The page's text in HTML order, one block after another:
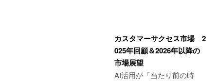
カスタマーサクセス市場 2
025年回顧＆2026年以降の
市場展望
AI活用が「当たり前の時